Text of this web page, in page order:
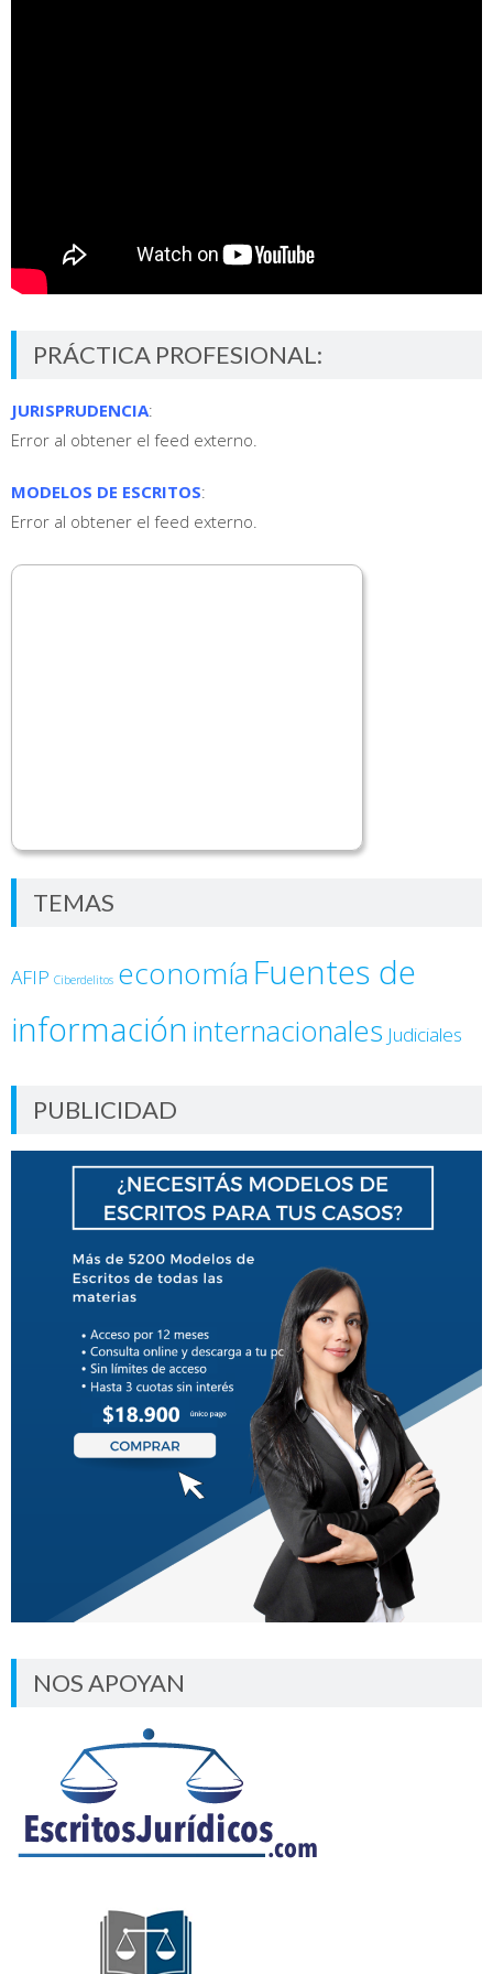
PRÁCTICA PROFESIONAL:
JURISPRUDENCIA:
Error al obtener el feed externo.
MODELOS DE ESCRITOS:
Error al obtener el feed externo.
TEMAS
AFIP Ciberdelitos economía Fuentes de
información internacionales Judiciales
PUBLICIDAD
NOS APOYAN